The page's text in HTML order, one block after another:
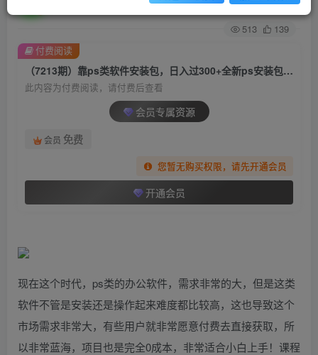
513 139
（7213期）靠ps类软件安装包，日入过300+全新ps安装包0成本玩法（附186G安装包）
此内容为付费阅读，请付费后查看
会员专属资源
会员 免费
您暂无购买权限，请先开通会员
开通会员
付费阅读
现在这个时代，ps类的办公软件，需求非常的大，但是这类
软件不管是安装还是操作起来难度都比较高，这也导致这个
市场需求非常大，有些用户就非常愿意付费去直接获取，所
以非常蓝海，项目也是完全0成本，非常适合小白上手！课程